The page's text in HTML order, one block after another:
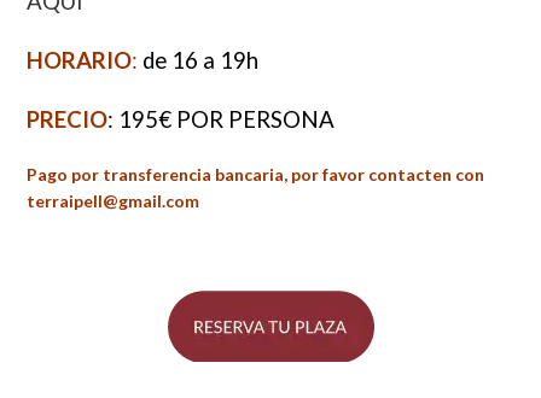
HORARIO: de 16 a 19h
PRECIO: 195€ POR PERSONA
Pago por transferencia bancaria, por favor contacten con
terraipell@gmail.com